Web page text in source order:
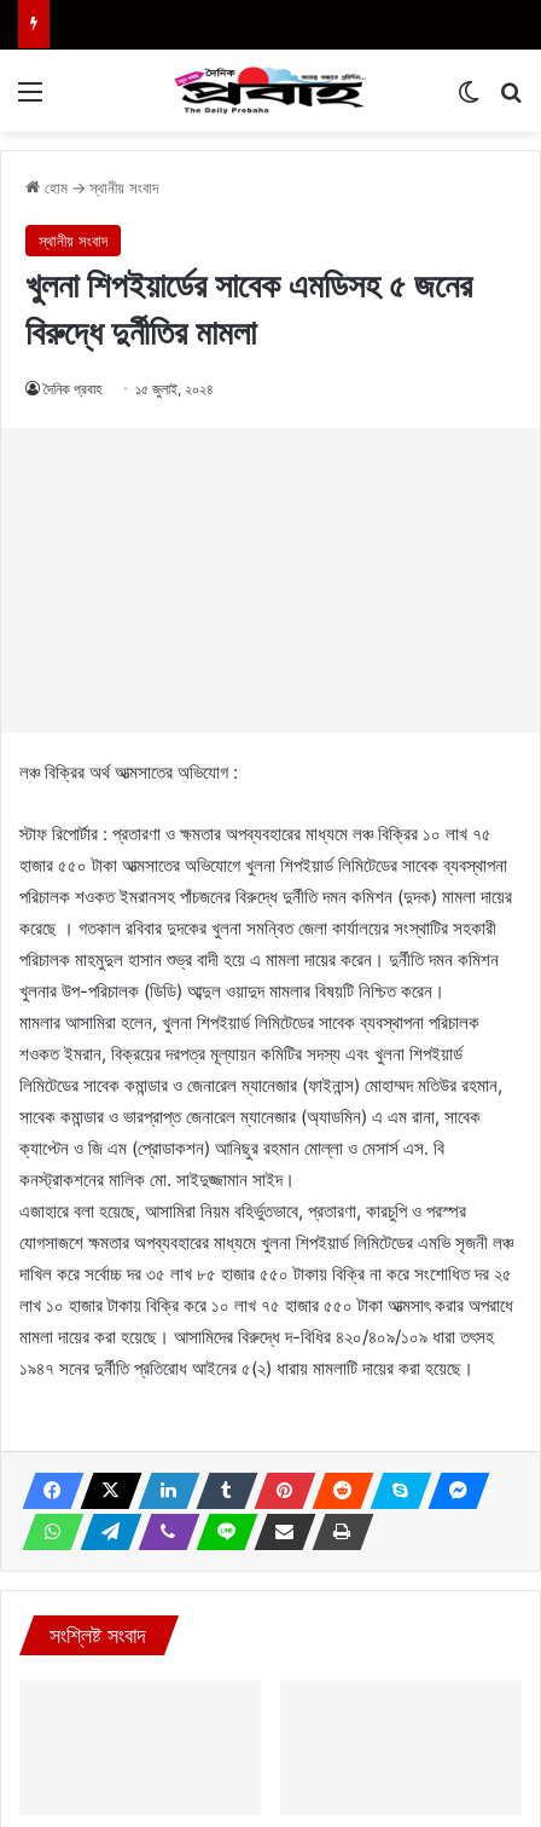
হোম → স্থানীয় সংবাদ
স্থানীয় সংবাদ
খুলনা শিপইয়ার্ডের সাবেক এমডিসহ ৫ জনের
বিরুদ্ধে দুর্নীতির মামলা
দৈনিক প্রবাহ ১৫ জুলাই, ২০২৪
লঞ্চ বিক্রির অর্থ আত্মসাতের অভিযোগ :
স্টাফ রিপোর্টার : প্রতারণা ও ক্ষমতার অপব্যবহারের মাধ্যমে লঞ্চ বিক্রির ১০ লাখ ৭৫
হাজার ৫৫০ টাকা আত্মসাতের অভিযোগে খুলনা শিপইয়ার্ড লিমিটেডের সাবেক ব্যবস্থাপনা
পরিচালক শওকত ইমরানসহ পাঁচজনের বিরুদ্ধে দুর্নীতি দমন কমিশন (দুদক) মামলা দায়ের
করেছে । গতকাল রবিবার দুদকের খুলনা সমন্বিত জেলা কার্যালয়ের সংস্থাটির সহকারী
পরিচালক মাহমুদুল হাসান শুভ্র বাদী হয়ে এ মামলা দায়ের করেন। দুর্নীতি দমন কমিশন
খুলনার উপ-পরিচালক (ডিডি) আব্দুল ওয়াদুদ মামলার বিষয়টি নিশ্চিত করেন।
মামলার আসামিরা হলেন, খুলনা শিপইয়ার্ড লিমিটেডের সাবেক ব্যবস্থাপনা পরিচালক
শওকত ইমরান, বিক্রয়ের দরপত্র মূল্যায়ন কমিটির সদস্য এবং খুলনা শিপইয়ার্ড
লিমিটেডের সাবেক কমান্ডার ও জেনারেল ম্যানেজার (ফাইনান্স) মোহাম্মদ মতিউর রহমান,
সাবেক কমান্ডার ও ভারপ্রাপ্ত জেনারেল ম্যানেজার (অ্যাডমিন) এ এম রানা, সাবেক
ক্যাপ্টেন ও জি এম (প্রোডাকশন) আনিছুর রহমান মোল্লা ও মেসার্স এস. বি
কনস্ট্রাকশনের মালিক মো. সাইদুজ্জামান সাইদ।
এজাহারে বলা হয়েছে, আসামিরা নিয়ম বহির্ভুতভাবে, প্রতারণা, কারচুপি ও পরস্পর
যোগসাজশে ক্ষমতার অপব্যবহারের মাধ্যমে খুলনা শিপইয়ার্ড লিমিটেডের এমভি সৃজনী লঞ্চ
দাখিল করে সর্বোচ্চ দর ৩৫ লাখ ৮৫ হাজার ৫৫০ টাকায় বিক্রি না করে সংশোধিত দর ২৫
লাখ ১০ হাজার টাকায় বিক্রি করে ১০ লাখ ৭৫ হাজার ৫৫০ টাকা আত্মসাৎ করার অপরাধে
মামলা দায়ের করা হয়েছে। আসামিদের বিরুদ্ধে দ-বিধির ৪২০/৪০৯/১০৯ ধারা তৎসহ
১৯৪৭ সনের দুর্নীতি প্রতিরোধ আইনের ৫(২) ধারায় মামলাটি দায়ের করা হয়েছে।
সংশ্লিষ্ট সংবাদ